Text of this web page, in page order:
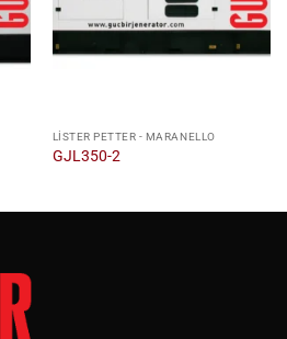
LISTER PETTER - MARANELLO
GJL350-2